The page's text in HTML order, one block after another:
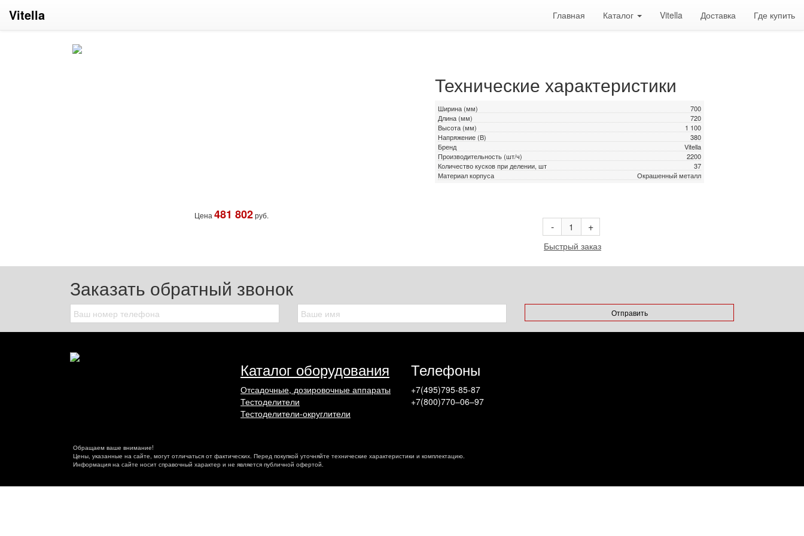
Vitella Главная Каталог Vitella Доставка Где купить
Технические характеристики
Ширина (мм)
700
Длина (мм)
720
Высота (мм)
1 100
Напряжение (В)
380
Бренд
Vitella
Производительность (шт/ч)
2200
Количество кусков при делении, шт
37
Материал корпуса
Окрашенный металл
Цена 481 802руб.
- +
Быстрый заказ
Заказать обратный звонок
Отправить
Каталог оборудования
Отсадочные, дозировочные аппараты
Тестоделители
Тестоделители-округлители
Телефоны
+7(495)795-85-87
+7(800)770–06–97
Обращаем ваше внимание!
Цены, указанные на сайте, могут отличаться от фактических. Перед покупкой уточняйте технические характеристики и комплектацию.
Информация на сайте носит справочный характер и не является публичной офертой.